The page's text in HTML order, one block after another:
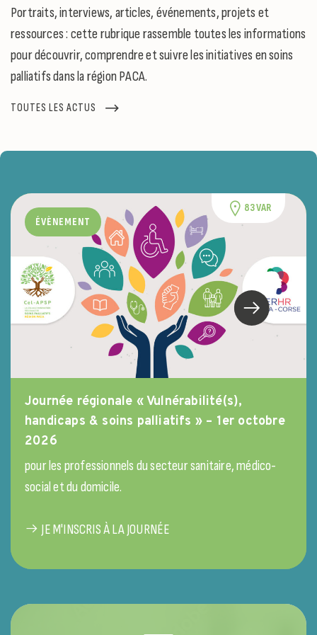
Portraits, interviews, articles, événements, projets et
ressources : cette rubrique rassemble toutes les informations
pour découvrir, comprendre et suivre les initiatives en soins
palliatifs dans la région PACA.
TOUTES LES ACTUS
ÉVÈNEMENT
83 VAR
Journée régionale « Vulnérabilité(s),
handicaps & soins palliatifs » – 1er octobre
2026
pour les professionnels du secteur sanitaire, médico-
social et du domicile.
JE M'INSCRIS À LA JOURNÉE